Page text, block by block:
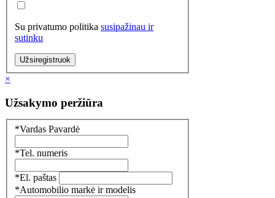
Su privatumo politika susipažinau ir
sutinku
Užsiregistruok
×
Užsakymo peržiūra
*Vardas Pavardė
*Tel. numeris
*El. paštas
*Automobilio markė ir modelis